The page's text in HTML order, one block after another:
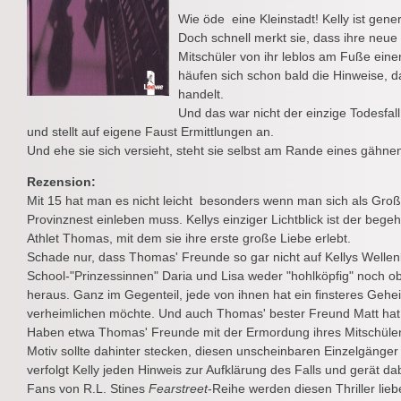
Wie öde  eine Kleinstadt! Kelly ist
Doch schnell merkt sie, dass ihre
Mitschüler von ihr leblos am Fuße
häufen sich schon bald die Hinweise,
handelt.
Und das war nicht der einzige
und stellt auf eigene Faust Ermittlungen an.
Und ehe sie sich versieht, steht sie selbst am Rande eines
Rezension:
Mit 15 hat man es nicht leicht  besonders wenn man sich als
Provinznest einleben muss. Kellys einziger Lichtblick ist der
Athlet Thomas, mit dem sie ihre erste große Liebe erlebt.
Schade nur, dass Thomas' Freunde so gar nicht auf Kellys
School-"Prinzessinnen" Daria und Lisa weder "hohlköpfig" noch
heraus. Ganz im Gegenteil, jede von ihnen hat ein finsteres
verheimlichen möchte. Und auch Thomas' bester Freund Matt
Haben etwa Thomas' Freunde mit der Ermordung ihres
Motiv sollte dahinter stecken, diesen unscheinbaren
verfolgt Kelly jeden Hinweis zur Aufklärung des Falls und gerät
Fans von R.L. Stines Fearstreet-Reihe werden diesen Thriller